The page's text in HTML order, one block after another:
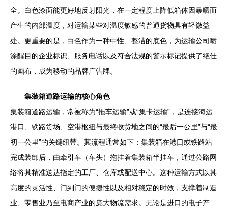
全。白色漆面能更好地反射阳光，在一定程度上降低箱体因暴晒而
产生的内部温度，对运输某些对温度敏感的普通货物具有轻微益
处。更重要的是，白色作为一种中性、整洁的底色，为运输公司喷
涂醒目的企业标识、服务电话以及符合法规的警示标记提供了绝佳
的画布，成为移动的品牌广告牌。
集装箱道路运输的核心角色
集装箱道路运输，常被称为“拖车运输”或“集卡运输”，是连接海运
港口、铁路货场、空港枢纽与最终收货地之间的“最后一公里”与“最
初一公里”的关键纽带。其流程通常如下：集装箱在港口或铁路站
完成装卸后，由牵引车（车头）拖挂着集装箱半挂车，通过公路网
络将其精准送达指定的工厂、仓库或配送中心。这种运输方式以其
高度的灵活性、门到门的便捷性以及相对稳定的时效，支撑着制造
业、零售业乃至电商产业的庞大物流需求。无论是进口的电子产